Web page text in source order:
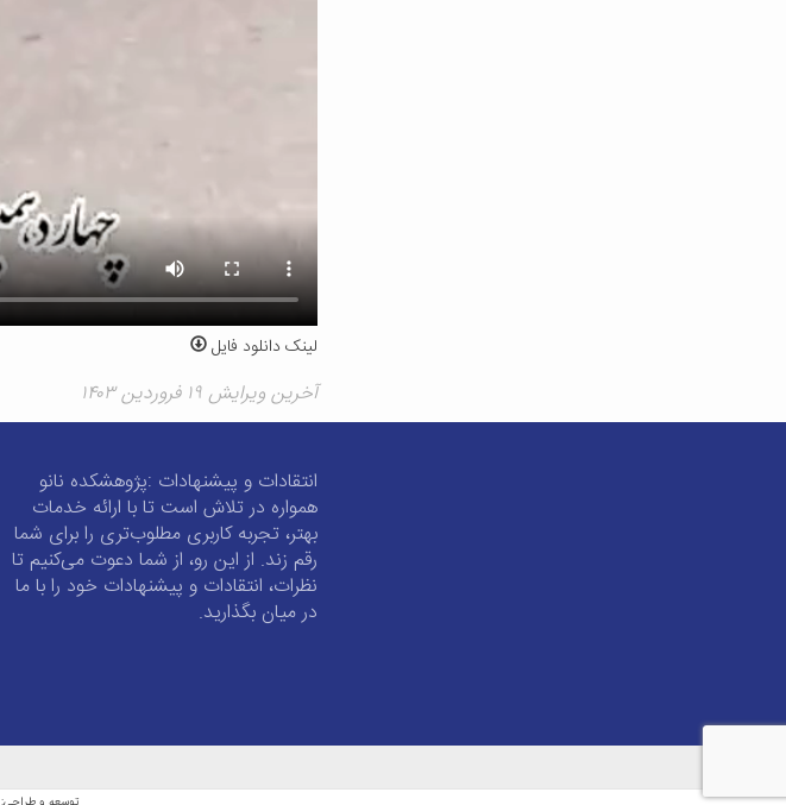
لینک دانلود فایل
آخرین ویرایش ۱۹ فروردین ۱۴۰۳
انتقادات و پیشنهادات :پژوهشکده نانو
همواره در تلاش است تا با ارائه خدمات
بهتر، تجربه کاربری مطلوب‌تری را برای شما
رقم زند. از این رو، از شما دعوت می‌کنیم تا
نظرات، انتقادات و پیشنهادات خود را با ما
در میان بگذارید.